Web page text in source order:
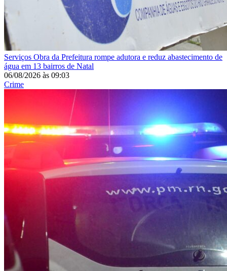
Serviços Obra da Prefeitura rompe adutora e reduz abastecimento de
água em 13 bairros de Natal
06/08/2026 às 09:03
Crime